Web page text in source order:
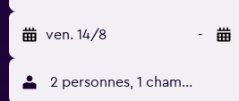
ven. 14/8 -
2 personnes, 1 chambre